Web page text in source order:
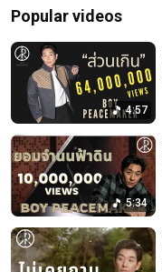
Popular videos
4:57
5:34